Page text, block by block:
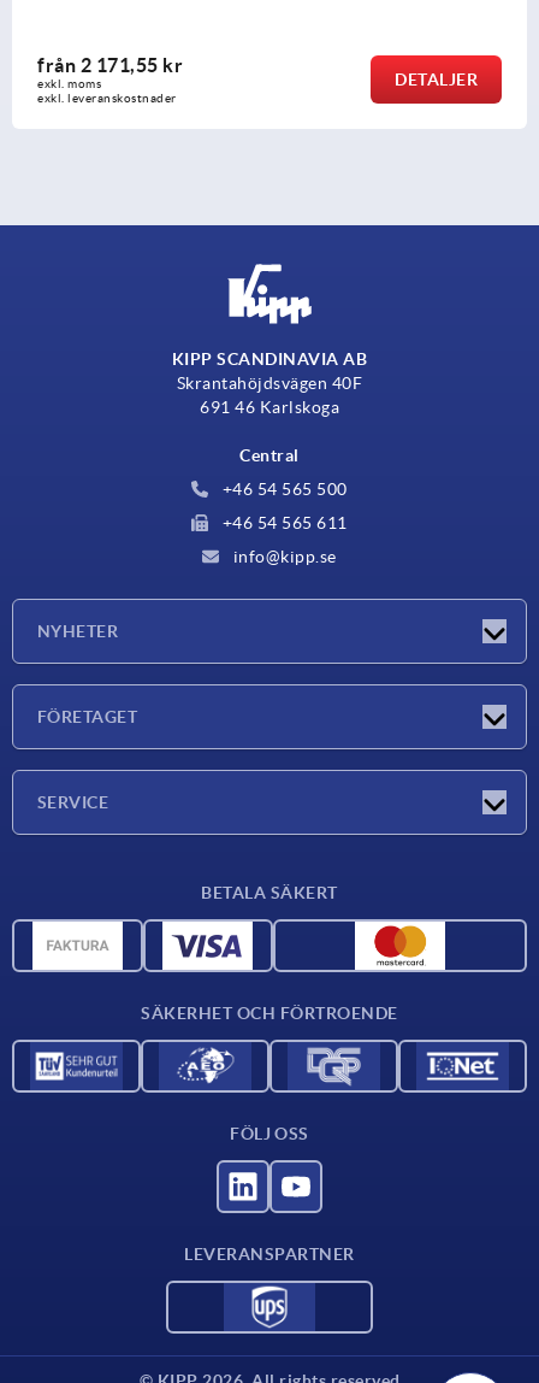
från 2 171,55 kr
exkl. moms
exkl. leveranskostnader
DETALJER
KIPP SCANDINAVIA AB
Skrantahöjdsvägen 40F
691 46 Karlskoga
Central
+46 54 565 500
+46 54 565 611
info@kipp.se
NYHETER
FÖRETAGET
SERVICE
CAD-data
BETALA SÄKERT
SÄKERHET OCH FÖRTROENDE
FÖLJ OSS
LEVERANSPARTNER